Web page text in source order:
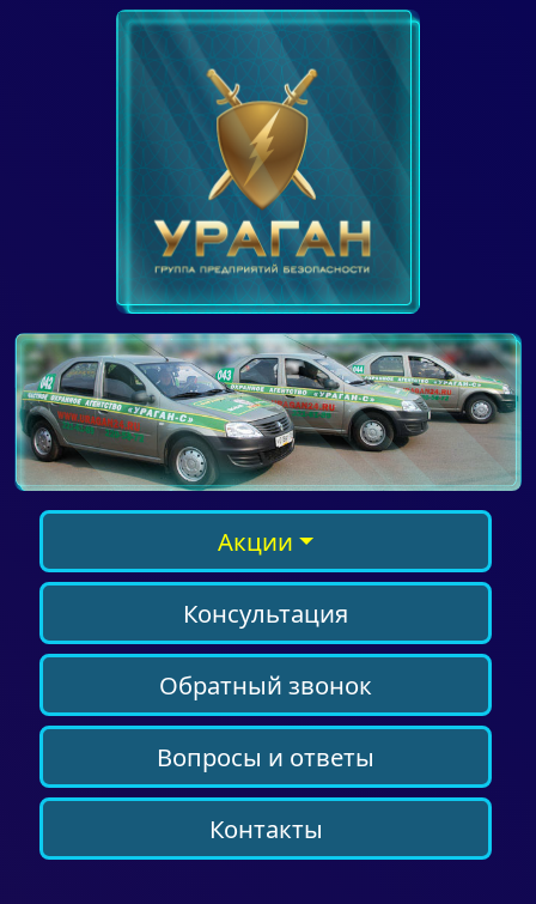
Акции
Консультация
Обратный звонок
Вопросы и ответы
Контакты